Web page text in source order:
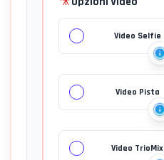
Video Selfie
Video Pista
Video TrioMix